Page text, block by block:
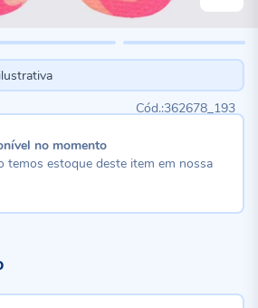
362678_193
no momento
temos estoque deste item em nossa